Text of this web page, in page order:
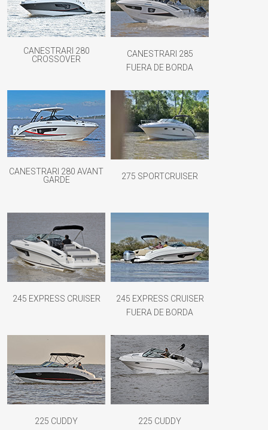
CANESTRARI 280
CROSSOVER
CANESTRARI 285
FUERA DE BORDA
CANESTRARI 280 AVANT
GARDE
275 SPORTCRUISER
245 EXPRESS CRUISER
245 EXPRESS CRUISER
FUERA DE BORDA
225 CUDDY
225 CUDDY